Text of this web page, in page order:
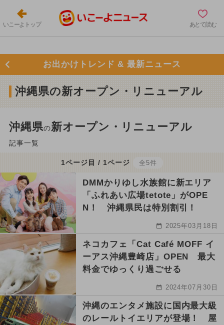
いこーよトップ あとで読む
お出かけトレンド & 最新ニュース
沖縄県の新オープン・リニューアル
沖縄県の新オープン・リニューアル
記事一覧
1ページ目 / 1ページ 全5件
DMMかりゆし水族館に新エリア
「ふれあい広場tetote」がOPE
N！ 沖縄県民は特別割引！
2025年03月18日
ネコカフェ「Cat Café MOFF イ
ーアス沖縄豊崎店」OPEN 最大
料金でゆっくり過ごせる
2024年07月30日
沖縄のエンタメ施設に国内最大級
のレールトイエリアが登場！ 屋